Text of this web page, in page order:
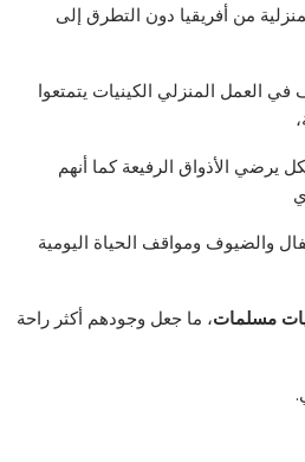
من أفريقيا دون التطرق إلى
في العمل المنزلي الكينيات يتمتعوا
يرضي الأذواق الرفيعة كما أنهم
والضيوف ومواقف الحياة اليومية
مسلمات، ما جعل وجودهم أكثر راحة